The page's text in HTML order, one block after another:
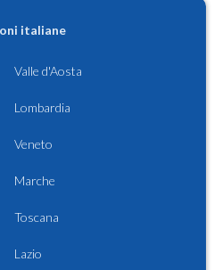
italiane
Valle d'Aosta
Lombardia
Veneto
Marche
Toscana
Lazio